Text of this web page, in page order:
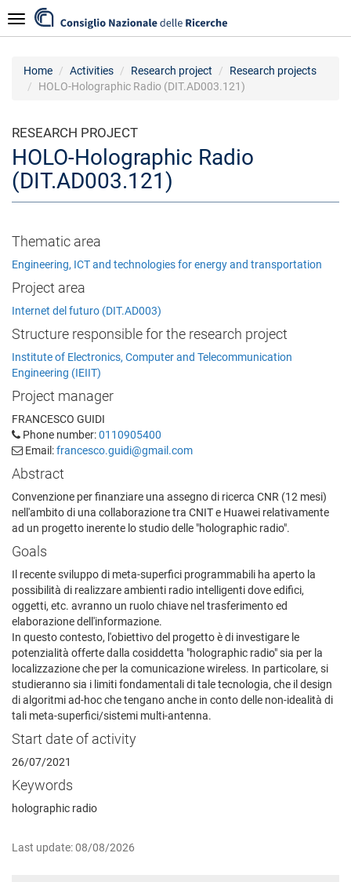
to
main
Navigazione
Home Activities Research project
Research projects
HOLO-Holographic Radio (DIT.AD003.121)
RESEARCH PROJECT
HOLO-Holographic Radio
(DIT.AD003.121)
Thematic area
Engineering, ICT and technologies for energy and transportation
Project area
Internet del futuro (DIT.AD003)
Structure responsible for the research project
Institute of Electronics, Computer and Telecommunication
Engineering (IEIIT)
Project manager
FRANCESCO GUIDI
Phone number:0110905400
Email:francesco.guidi@gmail.com
Abstract
Convenzione per finanziare una assegno di ricerca CNR (12 mesi)
nell'ambito di una collaborazione tra CNIT e Huawei relativamente
ad un progetto inerente lo studio delle "holographic radio".
Goals
Il recente sviluppo di meta-superfici programmabili ha aperto la
possibilità di realizzare ambienti radio intelligenti dove edifici,
oggetti, etc. avranno un ruolo chiave nel trasferimento ed
elaborazione dell'informazione.
In questo contesto, l'obiettivo del progetto è di investigare le
potenzialità offerte dalla cosiddetta "holographic radio" sia per la
localizzazione che per la comunicazione wireless. In particolare, si
studieranno sia i limiti fondamentali di tale tecnologia, che il design
di algoritmi ad-hoc che tengano anche in conto delle non-idealità di
tali meta-superfici/sistemi multi-antenna.
Start date of activity
26/07/2021
Keywords
holographic radio
Last update: 08/08/2026